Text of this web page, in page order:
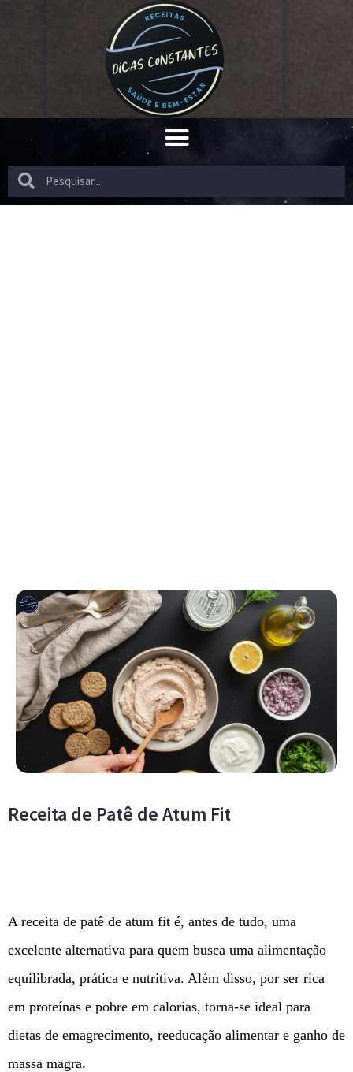
Receita de Patê de Atum Fit
A receita de patê de atum fit é, antes de tudo, uma
excelente alternativa para quem busca uma alimentação
equilibrada, prática e nutritiva. Além disso, por ser rica
em proteínas e pobre em calorias, torna-se ideal para
dietas de emagrecimento, reeducação alimentar e ganho de
massa magra.